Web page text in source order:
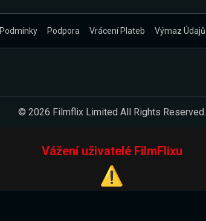
Podmínky Podpora Vrácení Plateb Výmaz Údajů
© 2026 Filmflix Limited All Rights Reserved.
Vážení uživatelé FilmFlixu
⚠️